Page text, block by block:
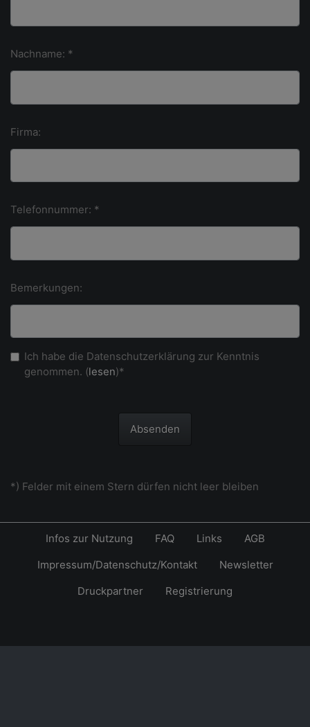
Nachname: *
Firma:
Telefonnummer: *
Bemerkungen:
Ich habe die Datenschutzerklärung zur Kenntnis
genommen. (lesen)*
Absenden
*) Felder mit einem Stern dürfen nicht leer bleiben
Infos zur Nutzung FAQ Links
AGB
Impressum/Datenschutz/Kontakt
Newsletter
Druckpartner
Registrierung